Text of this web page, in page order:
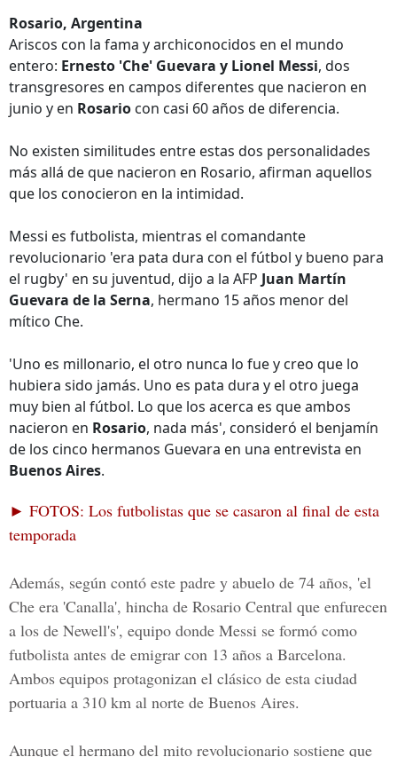
Rosario, Argentina
Ariscos con la fama y archiconocidos en el mundo
entero: Ernesto 'Che' Guevara y Lionel Messi, dos
transgresores en campos diferentes que nacieron en
junio y en Rosario con casi 60 años de diferencia.
No existen similitudes entre estas dos personalidades
más allá de que nacieron en Rosario, afirman aquellos
que los conocieron en la intimidad.
Messi es futbolista, mientras el comandante
revolucionario 'era pata dura con el fútbol y bueno para
el rugby' en su juventud, dijo a la AFP Juan Martín
Guevara de la Serna, hermano 15 años menor del
mítico Che.
'Uno es millonario, el otro nunca lo fue y creo que lo
hubiera sido jamás. Uno es pata dura y el otro juega
muy bien al fútbol. Lo que los acerca es que ambos
nacieron en Rosario, nada más', consideró el benjamín
de los cinco hermanos Guevara en una entrevista en
Buenos Aires.
► FOTOS: Los futbolistas que se casaron al final de esta
temporada
Además, según contó este padre y abuelo de 74 años, 'el
Che era 'Canalla', hincha de Rosario Central que enfurecen
a los de Newell's', equipo donde Messi se formó como
futbolista antes de emigrar con 13 años a Barcelona.
Ambos equipos protagonizan el clásico de esta ciudad
portuaria a 310 km al norte de Buenos Aires.
Aunque el hermano del mito revolucionario sostiene que